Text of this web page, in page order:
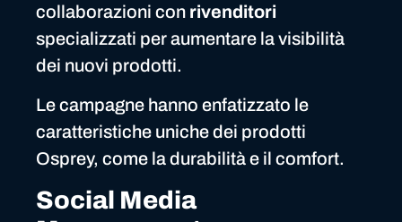
collaborazioni con rivenditori
specializzati per aumentare la visibilità
dei nuovi prodotti.
Le campagne hanno enfatizzato le
caratteristiche uniche dei prodotti
Osprey, come la durabilità e il comfort.
Social Media